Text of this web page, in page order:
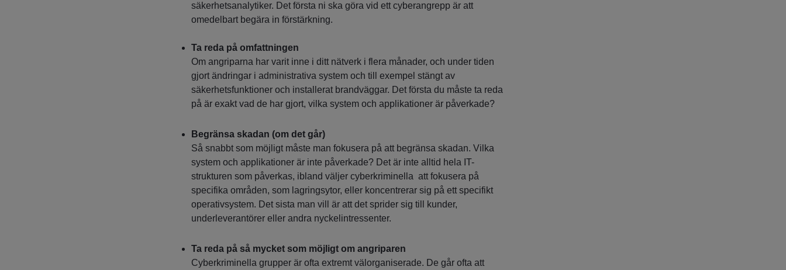
säkerhetsanalytiker. Det första ni ska göra vid ett cyberangrepp är att
omedelbart begära in förstärkning.
Ta reda på omfattningen
Om angriparna har varit inne i ditt nätverk i flera månader, och under tiden
gjort ändringar i administrativa system och till exempel stängt av
säkerhetsfunktioner och installerat brandväggar. Det första du måste ta reda
på är exakt vad de har gjort, vilka system och applikationer är påverkade?
Begränsa skadan (om det går)
Så snabbt som möjligt måste man fokusera på att begränsa skadan. Vilka
system och applikationer är inte påverkade? Det är inte alltid hela IT-
strukturen som påverkas, ibland väljer cyberkriminella att fokusera på
specifika områden, som lagringsytor, eller koncentrerar sig på ett specifikt
operativsystem. Det sista man vill är att det sprider sig till kunder,
underleverantörer eller andra nyckelintressenter.
Ta reda på så mycket som möjligt om angriparen
Cyberkriminella grupper är ofta extremt välorganiserade. De går ofta att